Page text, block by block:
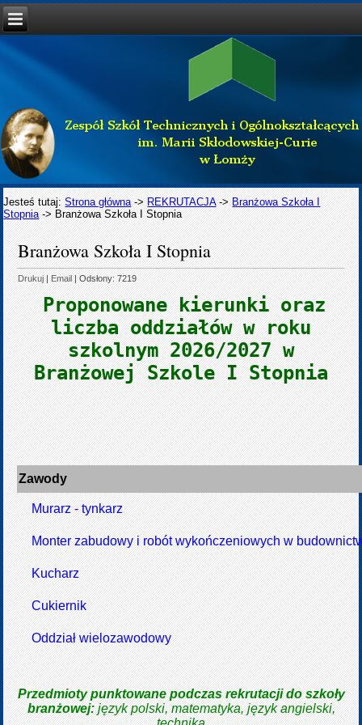
Jesteś tutaj:Strona główna -> REKRUTACJA-> Branżowa Szkoła I
Stopnia -> Branżowa Szkoła I Stopnia
Branżowa Szkoła I Stopnia
Drukuj | Email| Odsłony: 7219
Proponowane kierunki oraz
liczba oddziałów w roku
szkolnym 2026/2027 w
Branżowej Szkole I Stopnia
Zawody
Murarz - tynkarz
Monter zabudowy i robót wykończeniowych w
Kucharz
Cukiernik
Oddział wielozawodowy
Przedmioty punktowane podczas rekrutacji do szkoły
branżowej:język polski, matematyka, język angielski,